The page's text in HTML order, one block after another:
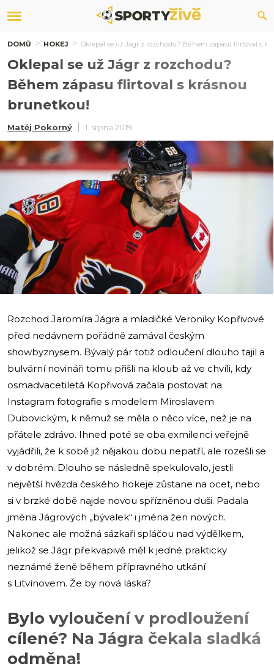
DOMŮ HOKEJ Oklepal se už Jágr z rozchodu? Během zápasu flirtoval s
Oklepal se už Jágr z rozchodu?
Během zápasu flirtoval s krásnou
brunetkou!
Matěj Pokorný 1. srpna 2019
Rozchod Jaromíra Jágra a mladičké Veroniky Kopřivové
před nedávnem pořádně zamával českým
showbyznysem. Bývalý pár totiž odloučení dlouho tajil a
bulvární novináři tomu přišli na kloub až ve chvíli, kdy
osmadvacetiletá Kopřivová začala postovat na
Instagram fotografie s modelem Miroslavem
Dubovickým, k němuž se měla o něco více, než je na
přátele zdrávo. Ihned poté se oba exmilenci veřejně
vyjádřili, že k sobě již nějakou dobu nepatří, ale rozešli se
v dobrém. Dlouho se následně spekulovalo, jestli
největší hvězda českého hokeje zůstane na ocet, nebo
si v brzké době najde novou spřízněnou duši. Padala
jména Jágrových „bývalek“ i jména žen nových.
Nakonec ale možná sázkaři spláčou nad výdělkem,
jelikož se Jágr překvapivě měl k jedné prakticky
neznámé ženě během přípravného utkání
s Litvínovem. Že by nová láska?
Bylo vyloučení v prodloužení
cílené? Na Jágra čekala sladká
odměna!